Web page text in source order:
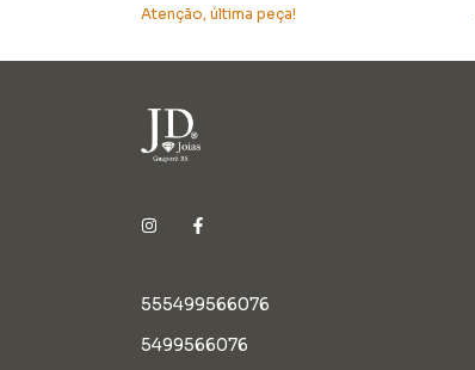
Atenção, última peça!
555499566076
5499566076